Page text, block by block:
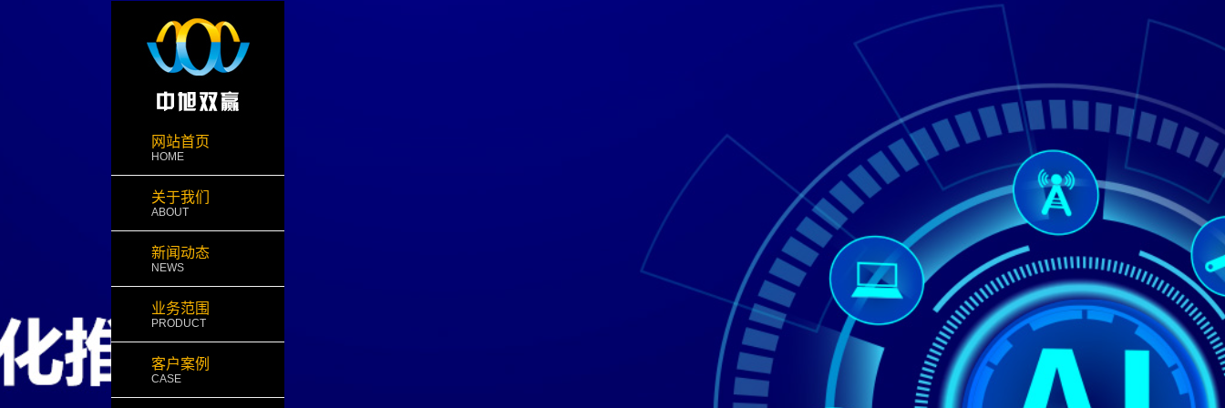
网站首页
HOME
关于我们
ABOUT
新闻动态
NEWS
业务范围
PRODUCT
客户案例
CASE